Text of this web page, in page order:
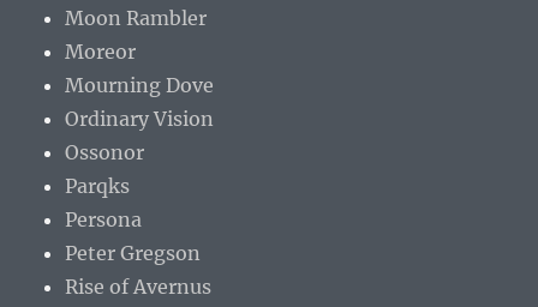
Moon Rambler
Moreor
Mourning Dove
Ordinary Vision
Ossonor
Parqks
Persona
Peter Gregson
Rise of Avernus